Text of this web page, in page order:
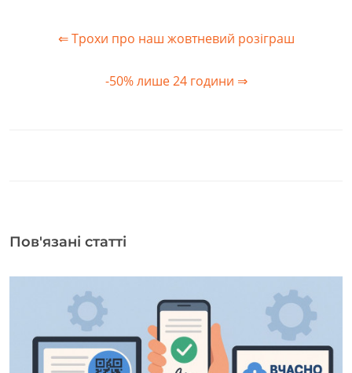
⇐ Трохи про наш жовтневий розіграш
-50% лише 24 години ⇒
Пов'язані статті